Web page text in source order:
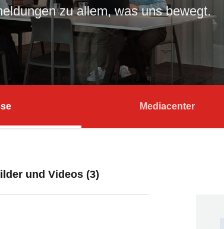
zu allem, was uns bewegt.
Mediacenter
und Videos (3)